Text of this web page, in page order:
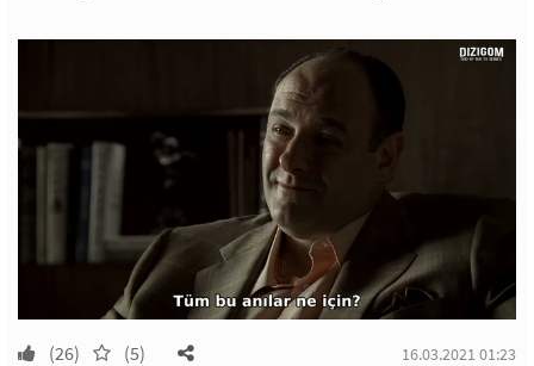
(26) (5) 16.03.2021 01:23